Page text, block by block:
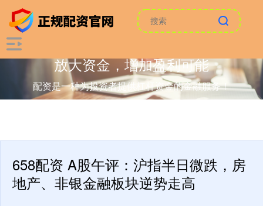
放大资金，增加盈利可能
配资是一种为投资者提供杠杆资金的金融服务！
658配资 A股午评：沪指半日微跌，房
地产、非银金融板块逆势走高